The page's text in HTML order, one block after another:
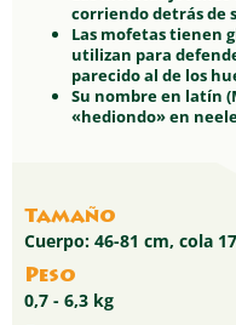
corriendo detrás de
Las mofetas tienen
utilizan para
parecido al de los
Su nombre en latín
«hediondo» en
Tamaño
Cuerpo: 46-81 cm, cola
Peso
0,7 - 6,3 kg